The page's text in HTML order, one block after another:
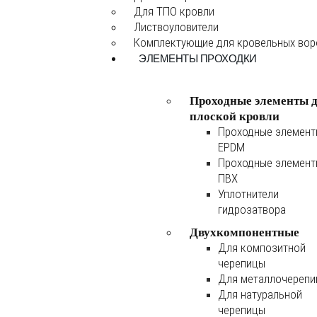
Для ТПО кровли
Листвоуловители
Комплектующие для кровельных
ЭЛЕМЕНТЫ ПРОХОДКИ
Проходные элементы
плоской кровли
Проходные
EPDM
Проходные
ПВХ
Уплотнители
гидрозатвора
Двухкомпонентные
Для композитной
черепицы
Для
Для натуральной
черепицы